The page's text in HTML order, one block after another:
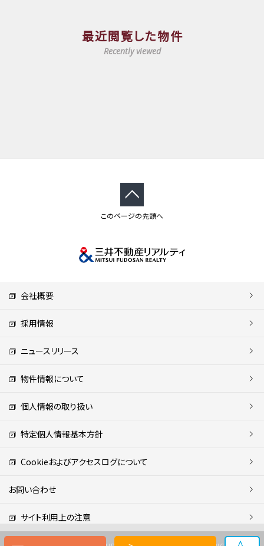
最近閲覧した物件
Recently viewed
このページの先頭へ
会社概要
採用情報
ニュースリリース
物件情報について
個人情報の取り扱い
特定個人情報基本方針
Cookieおよびアクセスログについて
お問い合わせ
サイト利用上の注意